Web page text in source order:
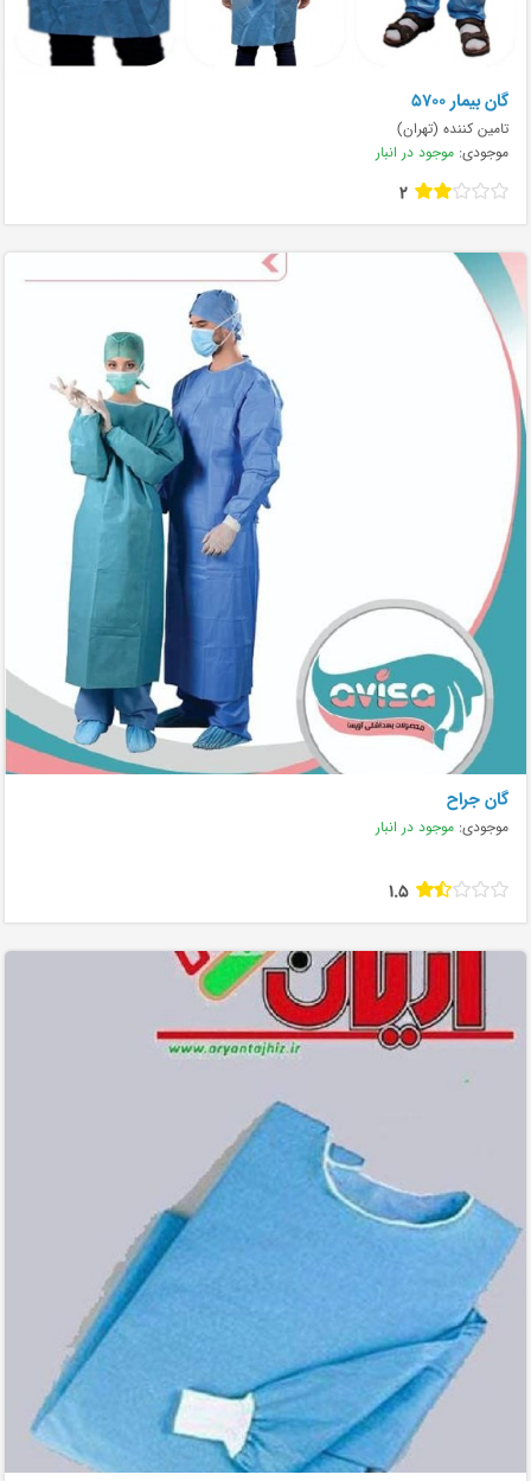
گان بیمار ۵۷۰۰
تامین کننده (تهران)
موجودی: موجود در انبار
2
گان جراح
موجودی: موجود در انبار
1.5